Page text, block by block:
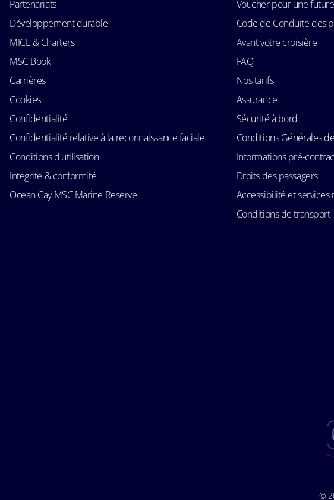
Partenariats
Développement durable
MICE & Charters
MSC Book
Carrières
Cookies
Confidentialité
Confidentialité relative à la reconnaissance faciale
Conditions d'utilisation
Intégrité & conformité
Ocean Cay MSC Marine Reserve
Voucher pour une
Code de Conduite des
Avant votre croisière
FAQ
Nos tarifs
Assurance
Sécurité à bord
Conditions Générales
Informations pré-
Droits des passagers
Accessibilité et services
Conditions de transport
©